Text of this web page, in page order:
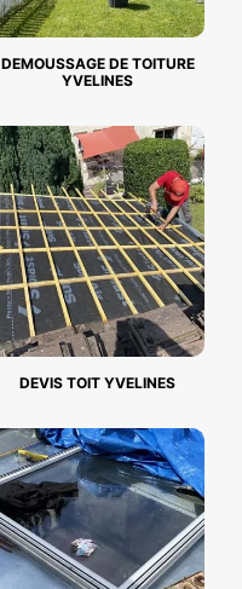
DEMOUSSAGE DE TOITURE
YVELINES
DEVIS TOIT YVELINES